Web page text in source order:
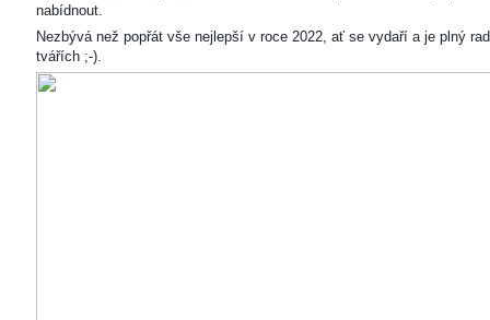
nabídnout.
Nezbývá než popřát vše nejlepší v roce 2022, ať se vydaří a je plný
tvářích ;-).